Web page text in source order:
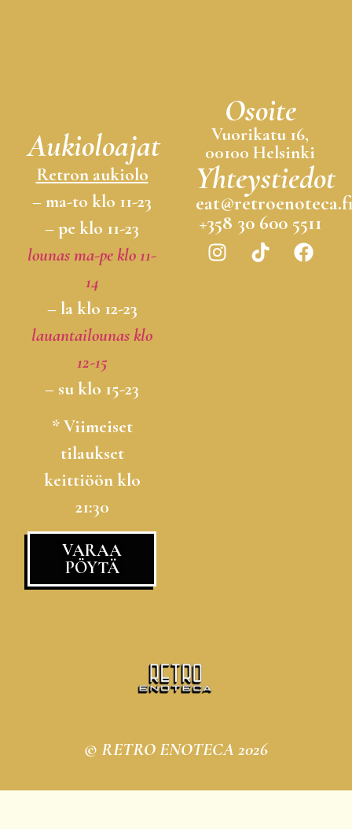
Aukioloajat
Retron aukiolo
– ma-to klo 11-23
– pe klo 11-23
lounas ma-pe klo 11-
14
– la klo 12-23
lauantailounas klo
12-15
– su klo 15-23
* Viimeiset
tilaukset
keittiöön klo
21:30
VARAA
PÖYTÄ
Osoite
Vuorikatu 16,
00100 Helsinki
Yhteystiedot
eat@retroenoteca.fi
+358 30 600 5511
© RETRO ENOTECA 2026